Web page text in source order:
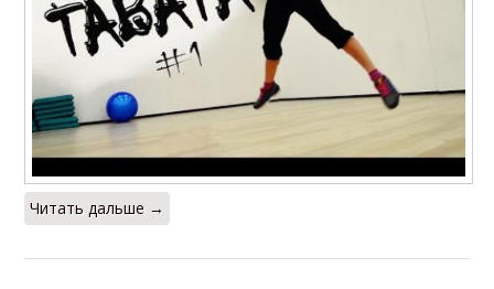
Читать дальше →